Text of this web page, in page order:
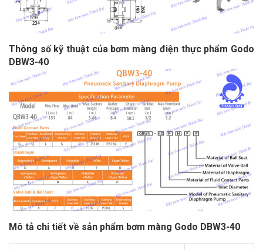
Thông số kỹ thuật của bơm màng điện thực phẩm Godo
DBW3-40
Mô tả chi tiết về sản phẩm bơm màng Godo DBW3-40